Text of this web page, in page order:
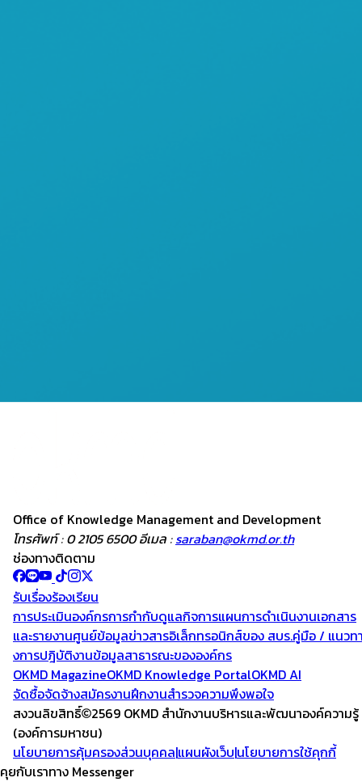
Office of Knowledge Management and Development
โทรศัพท์ : 0 2105 6500 อีเมล : saraban@okmd.or.th
ช่องทางติดตาม
รับเรื่องร้องเรียน
การประเมินองค์กรการกำกับดูแลกิจการแผนการดำเนินงานเอกสาร
และรายงานศูนย์ข้อมูลข่าวสารอิเล็กทรอนิกส์ของ สบร.คู่มือ / แนวท
งการปฎิบัติงานข้อมูลสาธารณะขององค์กร
OKMD MagazineOKMD Knowledge PortalOKMD AI
จัดซื้อจัดจ้างสมัครงานฝึกงานสำรวจความพึงพอใจ
สงวนลิขสิทธิ์ 2569 OKMD สำนักงานบริหารและพัฒนาองค์ความรู้
(องค์การมหาชน)
นโยบายการคุ้มครองส่วนบุคคล|แผนผังเว็บ|นโยบายการใช้คุกกี้
คุยกับเราทาง Messenger